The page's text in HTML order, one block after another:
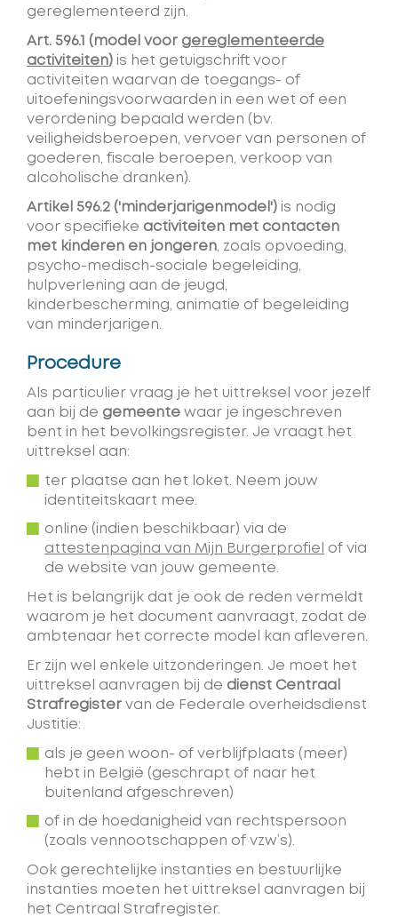
gereglementeerd zijn.
Art. 596.1 (model voor gereglementeerde
activiteiten) is het getuigschrift voor
activiteiten waarvan de toegangs- of
uitoefeningsvoorwaarden in een wet of een
verordening bepaald werden (bv.
veiligheidsberoepen, vervoer van personen of
goederen, fiscale beroepen, verkoop van
alcoholische dranken).
Artikel 596.2 ('minderjarigenmodel') is nodig
voor specifieke activiteiten met contacten
met kinderen en jongeren , zoals opvoeding,
psycho-medisch-sociale begeleiding,
hulpverlening aan de jeugd,
kinderbescherming, animatie of begeleiding
van minderjarigen.
Procedure
Als particulier vraag je het uittreksel voor jezelf
aan bij de gemeente waar je ingeschreven
bent in het bevolkingsregister. Je vraagt het
uittreksel aan:
ter plaatse aan het loket. Neem jouw
identiteitskaart mee.
online (indien beschikbaar) via de
attestenpagina van Mijn Burgerprofiel
of via
de website van jouw gemeente.
Het is belangrijk dat je ook de reden vermeldt
waarom je het document aanvraagt, zodat de
ambtenaar het correcte model kan afleveren.
Er zijn wel enkele uitzonderingen. Je moet het
uittreksel aanvragen bij de dienst Centraal
Strafregister van de Federale overheidsdienst
Justitie:
als je geen woon- of verblijfplaats (meer)
hebt in België (geschrapt of naar het
buitenland afgeschreven)
of in de hoedanigheid van rechtspersoon
(zoals vennootschappen of vzw’s).
Ook gerechtelijke instanties en bestuurlijke
instanties moeten het uittreksel aanvragen bij
het Centraal Strafregister.